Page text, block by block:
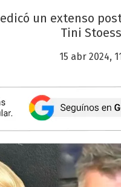
un extenso
Tini
15 abr 2024,